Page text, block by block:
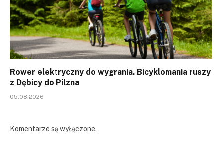
Rower elektryczny do wygrania. Bicyklomania ruszy
z Dębicy do Pilzna
05.08.2026
Komentarze są wyłączone.